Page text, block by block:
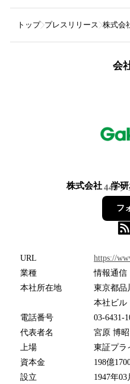
トップ プレスリリース 株式会
会
株式会社 学研
445フ
フ
URL
https://
業種
情報通信
本社所在地
東京都品
本社ビル
電話番号
03-6431-
代表者名
宮原 博昭
上場
東証プラ
資本金
198億
設立
1947年03